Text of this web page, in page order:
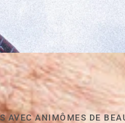
AVEC ANIMÔMES DE